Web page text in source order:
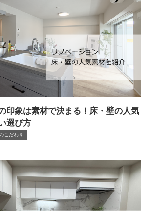
印象は素材で決まる！床・壁の人気
選び方
こだわり